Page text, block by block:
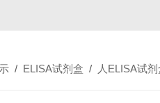
/ ELISA试剂盒 / 人ELISA试剂